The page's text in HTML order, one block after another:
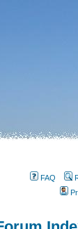
FAQ